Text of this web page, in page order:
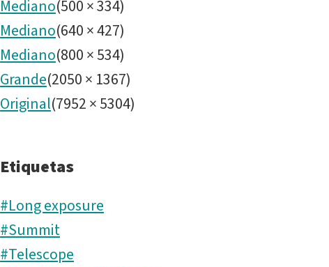
Mediano(500×334)
Mediano(640×427)
Mediano(800×534)
Grande(2050× 1367)
Original(7952×5304)
Etiquetas
#Long exposure
#Summit
#Telescope